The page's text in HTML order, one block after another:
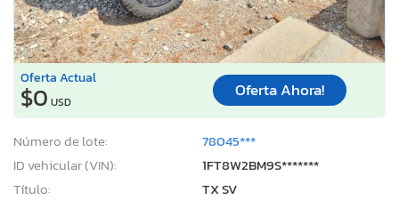
Oferta Actual
$0 USD
Oferta Ahora!
Número de lote:
78045***
ID vehicular (VIN):
1FT8W2BM9S*******
Título:
TX SV